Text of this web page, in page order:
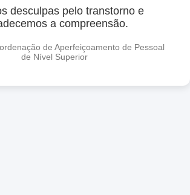
desculpas pelo transtorno e
a compreensão.
de Aperfeiçoamento de Pessoal
de Nível Superior